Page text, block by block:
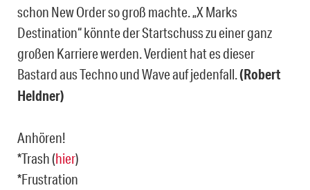
schon New Order so groß machte. „X Marks
Destination“ könnte der Startschuss zu einer ganz
großen Karriere werden. Verdient hat es dieser
Bastard aus Techno und Wave auf jedenfall.(Robert
Heldner)
Anhören!
*Trash (hier)
*Frustration